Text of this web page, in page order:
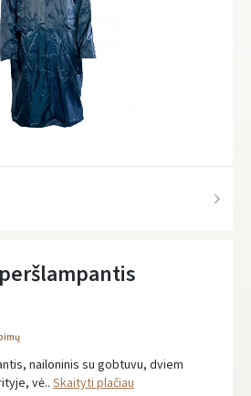
nailoninis su gobtuvu, dviem
vė.. Skaityti plačiau